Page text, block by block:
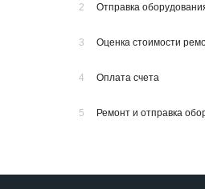
2 Отправка
3 Оценка стоимости
4 Оплата счета
5 Ремонт и отправка